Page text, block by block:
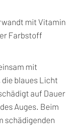
mit Vitamin
Farbstoff
mit
blaues Licht
auf Dauer
Auges. Beim
schädigenden